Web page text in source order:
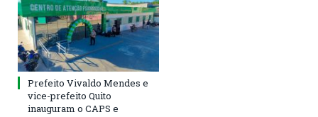
Prefeito Vivaldo Mendes e
vice-prefeito Quito
inauguram o CAPS e